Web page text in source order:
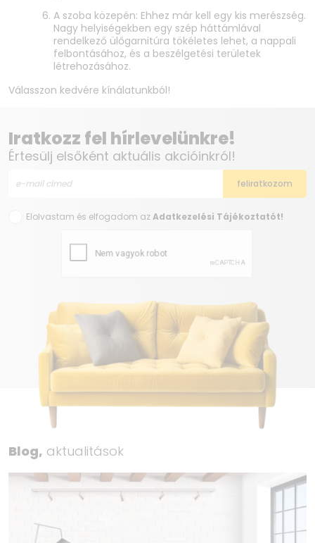
A szoba közepén: Ehhez már kell egy kis merészség.
Nagy helyiségekben egy szép háttámlával
rendelkező ülőgarnitúra tökéletes lehet, a nappali
felbontásához, és a beszélgetési területek
létrehozásához.
Válasszon kedvére kínálatunkból!
Iratkozz fel hírlevelünkre!
Értesülj elsőként aktuális akcióinkról!
Elolvastam és elfogadom azAdatkezelési Tájékoztatót!
Blog, aktualitások